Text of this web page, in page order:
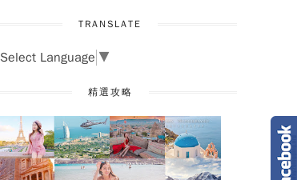
TRANSLATE
Select Language ▼
精選攻略